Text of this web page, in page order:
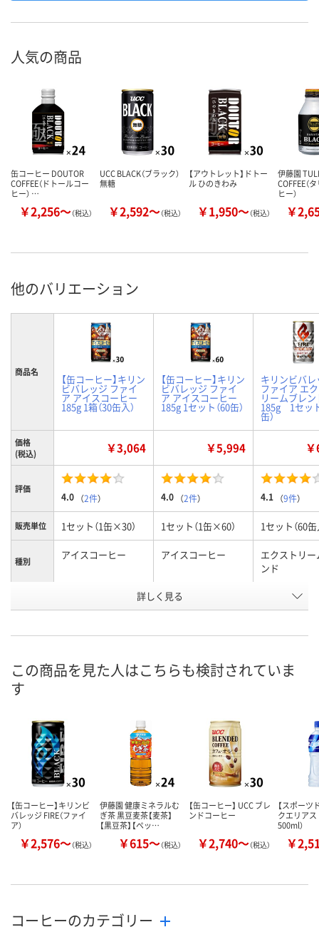
人気の商品
缶コーヒー DOUTOR
COFFEE（ドトールコー
ヒー） …
￥2,256～（税込）
UCC BLACK（ブラック）
無糖
￥2,592～（税込）
【アウトレット】ドトー
ル ひのきわみ
￥1,950～（税込）
伊藤園
COFFEE（
ヒー）
￥
他のバリエーション
商品名
【缶コーヒー】キリン
ビバレッジ ファイ
ア アイスコーヒー
185g 1箱（30缶入）
【缶コーヒー】キリン
ビバレッジ ファイ
ア アイスコーヒー
185g 1セット（60缶）
キリンビバ
ファイア エ
リームブレン
185g 1セッ
缶）
価格
(税込)
￥3,064 ￥5,994
評価
4.0 （2件） 4.0 （2件） 4.1 （9件）
販売単位 1セット（1缶×30） 1セット（1缶×60） 1セット（60缶
種別 アイスコーヒー アイスコーヒー
エクストリ
ンド
EW44675 3399630
した
カ
詳しく見る
この商品を見た人はこちらも検討されていま
す
【缶コーヒー】キリンビ
バレッジ FIRE（ファイ
ア）
￥2,576～（税込）
伊藤園 健康ミネラルむ
ぎ茶 黒豆麦茶【麦茶】
【黒豆茶】【ペッ…
￥615～（税込）
【缶コーヒー】 UCC ブレ
ンドコーヒー
￥2,740～（税込）
【スポーツ
クエリアス
500ml）
￥
コーヒーのカテゴリー